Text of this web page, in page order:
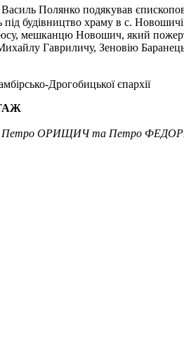
Полянко подякував
під будівництво храму в с.
мешканцю Новошич, який
Гавриличу, Зеновію
Дрогобицької єпархії
Петро ОРИЩИЧ та Петро